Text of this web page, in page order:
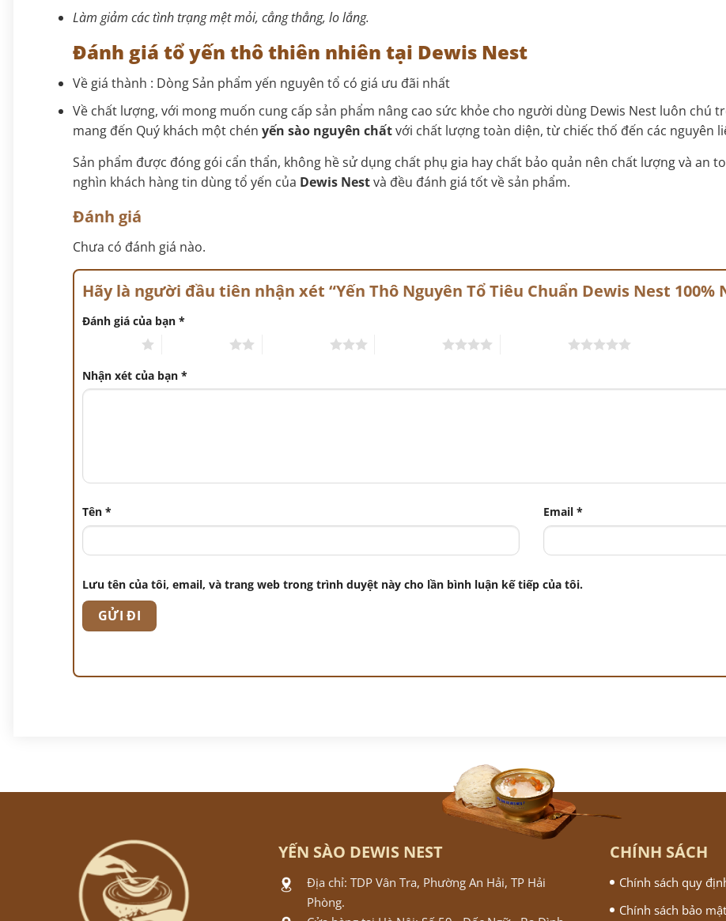
Làm giảm các tình trạng mệt mỏi, cẳng thẳng, lo
Đánh giá tổ yến thô thiên nhiên tại Dewis Nest
Về giá thành : Dòng Sản phẩm yến nguyên tổ có giá ưu đãi nhất
Về chất lượng, với mong muốn cung cấp sản phẩm nâng cao sức khỏe cho người dùng Dewis Nest luôn chú
mang đến Quý khách một chén yến sào nguyên chấtvới chất lượng toàn diện, từ chiếc thố đến các nguyên
Sản phẩm được đóng gói cẩn thẩn, không hề sử dụng chất phụ gia hay chất bảo quản nên chất lượng và an
nghìn khách hàng tin dùng tổ yến của Dewis Nestvà đều đánh giá tốt về sản phẩm.
Đánh giá
Chưa có đánh giá nào.
Hãy là người đầu tiên nhận xét “Yến Thô Nguyên Tổ Tiêu Chuẩn Dewis Nest 100%
Đánh giá của bạn *
Nhận xét của bạn *
Tên * Email *
Lưu tên của tôi, email, và trang web trong trình duyệt này cho lần bình luận kế tiếp của tôi.
YẾN SÀO DEWIS NEST
Địa chỉ: TDP Vân Tra, Phường An Hải, TP Hải
Phòng.
CHÍNH SÁCH
Chính sách quy
Chính sách bảo mật